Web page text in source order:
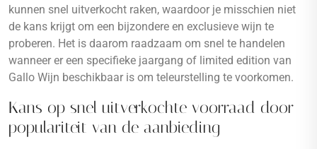
kunnen snel uitverkocht raken, waardoor je misschien niet
de kans krijgt om een bijzondere en exclusieve wijn te
proberen. Het is daarom raadzaam om snel te handelen
wanneer er een specifieke jaargang of limited edition van
Gallo Wijn beschikbaar is om teleurstelling te voorkomen.
Kans op snel uitverkochte voorraad door
populariteit van de aanbieding